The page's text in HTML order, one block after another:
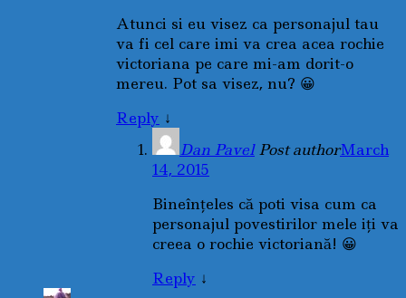
Atunci si eu visez ca personajul tau
va fi cel care imi va crea acea rochie
victoriana pe care mi-am dorit-o
mereu. Pot sa visez, nu? 😀
Reply ↓
Dan Pavel Post authorMarch
14, 2015
Bineînţeles că poti visa cum ca
personajul povestirilor mele iţi va
creea o rochie victoriană! 😀
Reply ↓